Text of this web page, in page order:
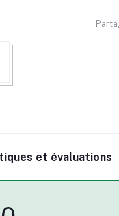
et évaluations